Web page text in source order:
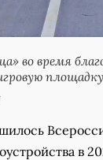
во время
в